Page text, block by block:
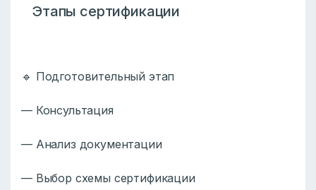
Этапы сертификации
🔹 Подготовительный этап
— Консультация
— Анализ документации
— Выбор схемы сертификации